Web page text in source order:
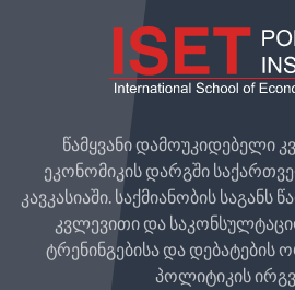
წამყვანი დამოუკიდებელი
ეკონომიკის დარგში
კავკასიაში. საქმიანობის
კვლევითი და
ტრენინგებისა და დებატების
პოლიტიკის